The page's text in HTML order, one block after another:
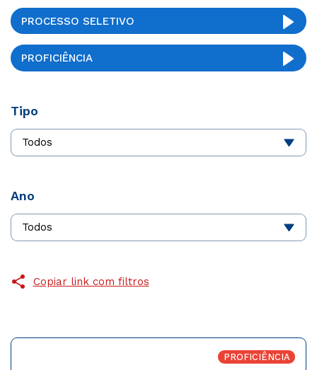
PROCESSO SELETIVO
PROFICIÊNCIA
Tipo
Ano
Copiar link com filtros
PROFICIÊNCIA